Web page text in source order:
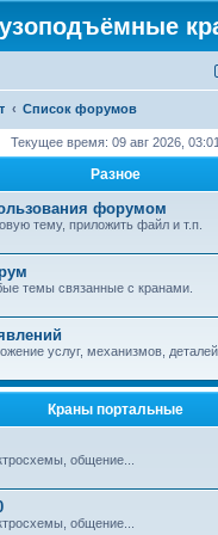
Список форумов
Текущее время: 09 авг 2026, 03:01
Разное
форумом
тему, приложить файл и т.п.
темы связанные с кранами.
услуг, механизмов,
Краны портальные
общение...
общение...